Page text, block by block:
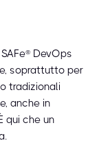
DevOps
soprattutto per
tradizionali
anche in
qui che un